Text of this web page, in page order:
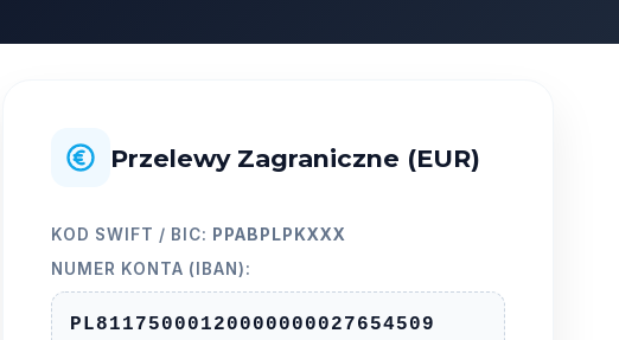
Przelewy Zagraniczne (EUR)
KOD SWIFT / BIC: PPABPLPKXXX
NUMER KONTA (IBAN):
PL81175000120000000027654509